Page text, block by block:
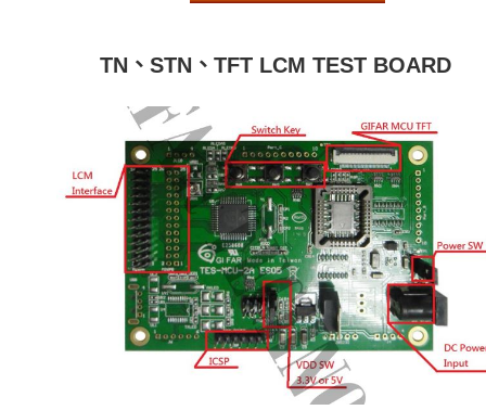
TN 、 STN 、 TFT LCM TEST BOARD